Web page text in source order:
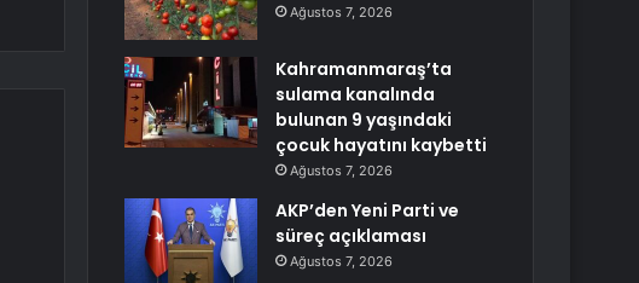
Ağustos 7, 2026
Kahramanmaraş’ta
sulama kanalında
bulunan 9 yaşındaki
çocuk hayatını kaybetti
Ağustos 7, 2026
AKP’den Yeni Parti ve
süreç açıklaması
Ağustos 7, 2026